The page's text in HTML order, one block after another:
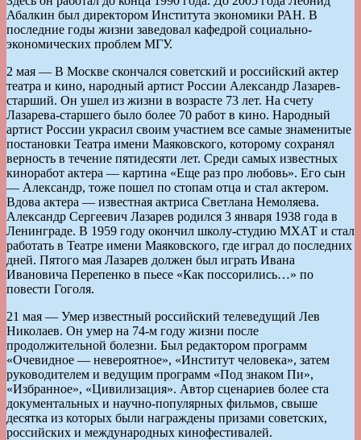
Абалкин был директором Института экономики РАН. В
последние годы жизни заведовал кафедрой социально-
экономических проблем МГУ.
2 мая — В Москве скончался советский и российский актер
театра и кино, народный артист России Александр Лазарев-
старший. Он ушел из жизни в возрасте 73 лет. На счету
Лазарева-старшего было более 70 работ в кино. Народный
артист России украсил своим участием все самые знаменитые
постановки Театра имени Маяковского, которому сохранял
верность в течение пятидесяти лет. Среди самых известных
киноработ актера — картина «Еще раз про любовь». Его сын
— Александр, тоже пошел по стопам отца и стал актером.
Вдова актера — известная актриса Светлана Немоляева.
Александр Сергеевич Лазарев родился 3 января 1938 года в
Ленинграде. В 1959 году окончил школу-студию МХАТ и стал
работать в Театре имени Маяковского, где играл до последних
дней. Пятого мая Лазарев должен был играть Ивана
Ивановича Перепенко в пьесе «Как поссорились…» по
повести Гоголя.
21 мая — Умер известный российский телеведущий Лев
Николаев. Он умер на 74-м году жизни после
продолжительной болезни. Был редактором программ
«Очевидное — невероятное», «Институт человека», затем
руководителем и ведущим программ «Под знаком Пи»,
«Избранное», «Цивилизация». Автор сценариев более ста
документальных и научно-популярных фильмов, свыше
десятка из которых были награждены призами советских,
российских и международных кинофестивалей.